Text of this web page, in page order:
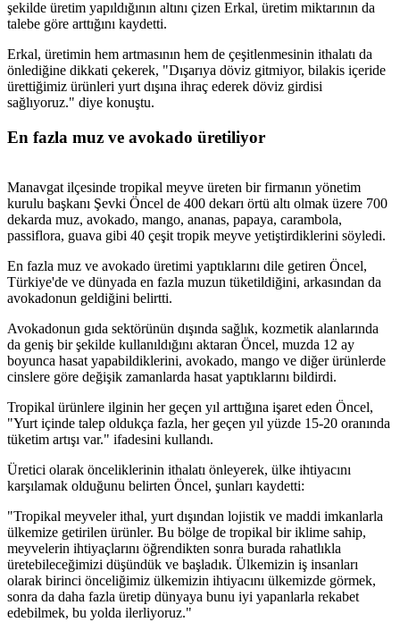
şekilde üretim yapıldığının altını çizen Erkal, üretim miktarının da
talebe göre arttığını kaydetti.
Erkal, üretimin hem artmasının hem de çeşitlenmesinin ithalatı da
önlediğine dikkati çekerek, "Dışarıya döviz gitmiyor, bilakis içeride
ürettiğimiz ürünleri yurt dışına ihraç ederek döviz girdisi
sağlıyoruz." diye konuştu.
En fazla muz ve avokado üretiliyor
Manavgat ilçesinde tropikal meyve üreten bir firmanın yönetim
kurulu başkanı Şevki Öncel de 400 dekarı örtü altı olmak üzere 700
dekarda muz, avokado, mango, ananas, papaya, carambola,
passiflora, guava gibi 40 çeşit tropik meyve yetiştirdiklerini söyledi.
En fazla muz ve avokado üretimi yaptıklarını dile getiren Öncel,
Türkiye'de ve dünyada en fazla muzun tüketildiğini, arkasından da
avokadonun geldiğini belirtti.
Avokadonun gıda sektörünün dışında sağlık, kozmetik alanlarında
da geniş bir şekilde kullanıldığını aktaran Öncel, muzda 12 ay
boyunca hasat yapabildiklerini, avokado, mango ve diğer ürünlerde
cinslere göre değişik zamanlarda hasat yaptıklarını bildirdi.
Tropikal ürünlere ilginin her geçen yıl arttığına işaret eden Öncel,
"Yurt içinde talep oldukça fazla, her geçen yıl yüzde 15-20 oranında
tüketim artışı var." ifadesini kullandı.
Üretici olarak önceliklerinin ithalatı önleyerek, ülke ihtiyacını
karşılamak olduğunu belirten Öncel, şunları kaydetti:
"Tropikal meyveler ithal, yurt dışından lojistik ve maddi imkanlarla
ülkemize getirilen ürünler. Bu bölge de tropikal bir iklime sahip,
meyvelerin ihtiyaçlarını öğrendikten sonra burada rahatlıkla
üretebileceğimizi düşündük ve başladık. Ülkemizin iş insanları
olarak birinci önceliğimiz ülkemizin ihtiyacını ülkemizde görmek,
sonra da daha fazla üretip dünyaya bunu iyi yapanlarla rekabet
edebilmek, bu yolda ilerliyoruz."